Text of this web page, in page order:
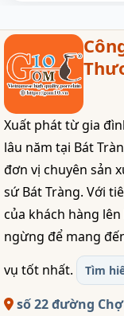
Xuất phát từ gia
lâu năm tại Bát
đơn vị chuyên sản
sứ Bát Tràng. Với
của khách hàng
ngừng để mang
vụ tốt nhất.
Tìm
số 22 đường